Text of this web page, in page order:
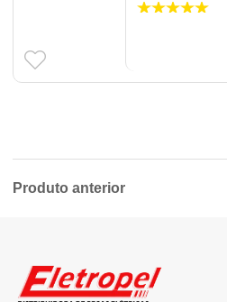
Produto anterior